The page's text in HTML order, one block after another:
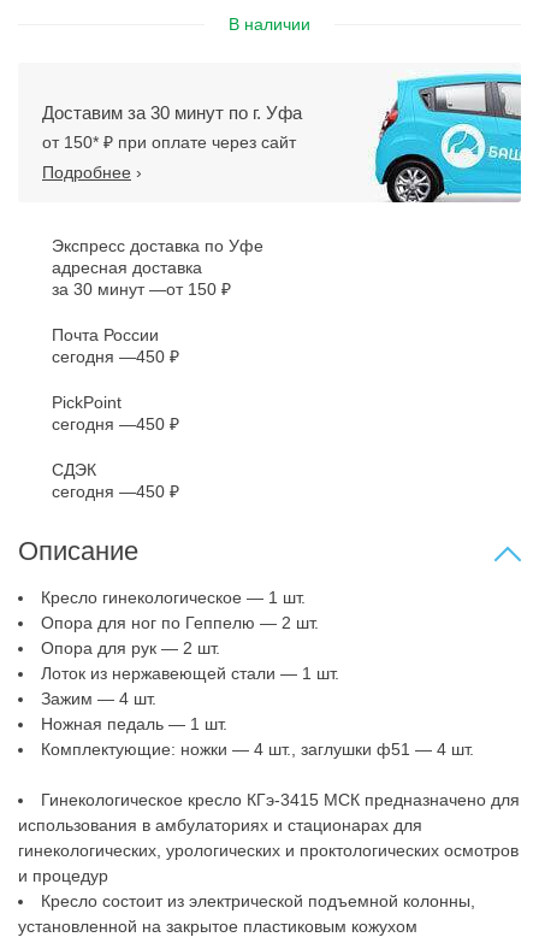
В наличии
Доставим за 30 минут по г. Уфа
от 150* ₽ при оплате через сайт
Подробнее ›
Экспресс доставка по Уфе
адресная доставка
за 30 минут
от 150 ₽
Почта России
сегодня
450 ₽
PickPoint
сегодня
450 ₽
СДЭК
сегодня
450 ₽
Описание
Кресло гинекологическое — 1 шт.
Опора для ног по Геппелю — 2 шт.
Опора для рук — 2 шт.
Лоток из нержавеющей стали — 1 шт.
Зажим — 4 шт.
Ножная педаль — 1 шт.
Комплектующие: ножки — 4 шт., заглушки ф51 — 4 шт.
Гинекологическое кресло КГэ-3415 МСК предназначено для
использования в амбулаториях и стационарах для
гинекологических, урологических и проктологических осмотров
и процедур
Кресло состоит из электрической подъемной колонны,
установленной на закрытое пластиковым кожухом